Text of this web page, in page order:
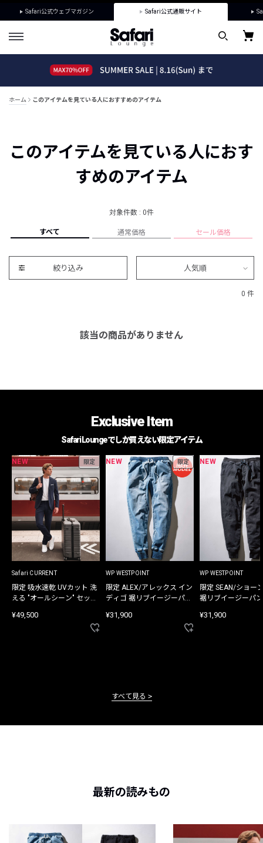
Safari公式ウェブマガジン Safari公式通販サイト
ホーム このアイテムを見ている人におすすめのアイテム
このアイテムを見ている人におす
すめのアイテム
対象件数 : 0件
すべて 通常価格 セール価格
絞り込み 人気順
0 件
該当の商品がありません
Exclusive Item
Safari Loungeでしか買えない限定アイテム
NEW 限定
Safari CURRENT
限定 吸水速乾 UVカット 洗
える "オールシーン" セット
¥49,500
NEW 限定
WP WESTPOINT
限定 ALEX/アレックス イン
ディゴ 裾リブイージーパン
¥31,900
NEW
WP WESTPOINT
限定 SEAN/ショー
裾リブイージーパ
¥31,900
すべて見る
最新の読みもの